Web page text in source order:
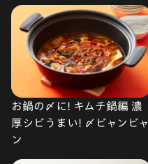
お鍋の〆に! キムチ鍋編 濃
厚シビうまい! 〆ビャンビャ
ン